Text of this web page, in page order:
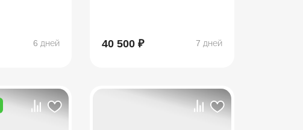
6 дней 40 500 ₽ 7 дней